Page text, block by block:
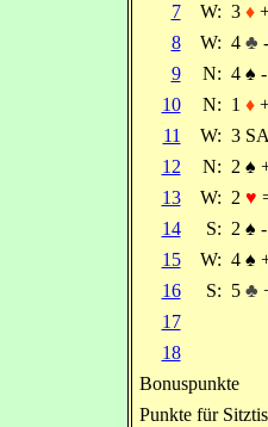
7
W: 3 ♦
8
W: 4 ♣
9
N: 4 ♠
10
N: 1 ♦
11
W: 3
12
N: 2 ♠
13
W: 2 ♥
14
S: 2 ♠
15
W: 4 ♠
16
S: 5 ♣
17
18
Bonuspunkte
Punkte für